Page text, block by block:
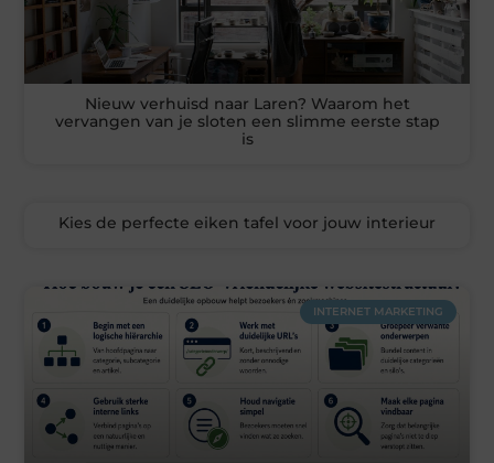
Nieuw verhuisd naar Laren? Waarom het
vervangen van je sloten een slimme eerste stap
is
Kies de perfecte eiken tafel voor jouw interieur
INTERNET MARKETING